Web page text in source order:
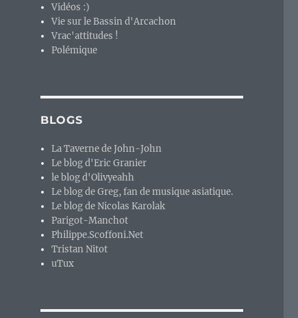
Vidéos :)
Vie sur le Bassin d'Arcachon
Vrac'attitudes !
Polémique
BLOGS
La Taverne de John-John
Le blog d'Eric Granier
le blog d'Olivyeahh
Le blog de Greg, fan de musique asiatique.
Le blog de Nicolas Karolak
Parigot-Manchot
Philippe.Scoffoni.Net
Tristan Nitot
uTux